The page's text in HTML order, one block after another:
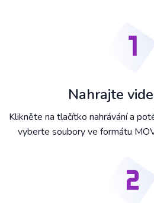
Nahrajte
Klikněte na tlačítko nahrávání a
vyberte soubory ve formátu